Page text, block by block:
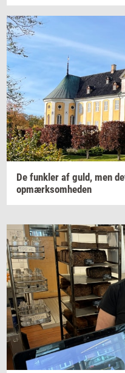
De funk­ler af guld, men
op­mærk­som­he­den